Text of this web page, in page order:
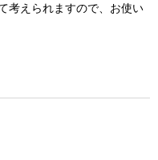
考えられますので、お使い